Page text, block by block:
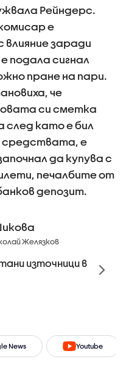
Рейндерс.
е
влияние заради
подала сигнал
пране на пари.
че
си сметка
след като е бил
средствата, е
да купува с
печалбите от
депозит.
Желязков
източници в
News Youtube